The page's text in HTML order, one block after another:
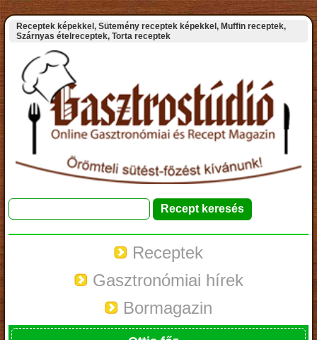
Receptek képekkel, Sütemény receptek képekkel, Muffin receptek,
Szárnyas ételreceptek, Torta receptek
Receptek
Gasztronómiai hírek
Bormagazin